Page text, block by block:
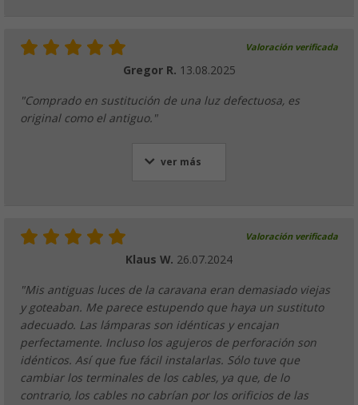
Valoración verificada
Gregor R. 13.08.2025
"Comprado en sustitución de una luz defectuosa, es
original como el antiguo."
ver más
Valoración verificada
Klaus W. 26.07.2024
"Mis antiguas luces de la caravana eran demasiado viejas
y goteaban. Me parece estupendo que haya un sustituto
adecuado. Las lámparas son idénticas y encajan
perfectamente. Incluso los agujeros de perforación son
idénticos. Así que fue fácil instalarlas. Sólo tuve que
cambiar los terminales de los cables, ya que, de lo
contrario, los cables no cabrían por los orificios de las